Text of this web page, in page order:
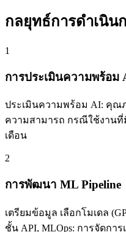
กลยุทธ์การดำเนิน
1
การประเมินความพร้อม
ประเมินความพร้อม AI: คุณ
ความสามารถ กรณีใช้งานที่
เดือน
2
การพัฒนา ML Pipeline
เตรียมข้อมูล เลือกโมเดล
ชั้น API, MLOps: การจัดกา